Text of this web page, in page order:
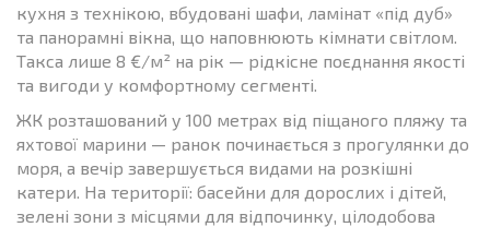
кухня з технікою, вбудовані шафи, ламінат «під дуб»
та панорамні вікна, що наповнюють кімнати світлом.
Такса лише 8 €/м² на рік — рідкісне поєднання якості
та вигоди у комфортному сегменті.
ЖК розташований у 100 метрах від піщаного пляжу та
яхтової марини — ранок починається з прогулянки до
моря, а вечір завершується видами на розкішні
катери. На території: басейни для дорослих і дітей,
зелені зони з місцями для відпочинку, цілодобова